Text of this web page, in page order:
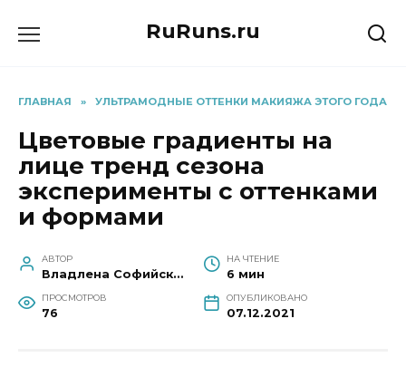
RuRuns.ru
ГЛАВНАЯ » УЛЬТРАМОДНЫЕ ОТТЕНКИ МАКИЯЖА ЭТОГО ГОДА
Цветовые градиенты на
лице тренд сезона
эксперименты с оттенками
и формами
АВТОР
Владлена Софийская
НА ЧТЕНИЕ
6 мин
ПРОСМОТРОВ
76
ОПУБЛИКОВАНО
07.12.2021